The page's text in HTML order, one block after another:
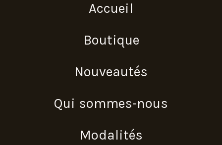
Accueil
Boutique
Nouveautés
Qui sommes-nous
Modalités